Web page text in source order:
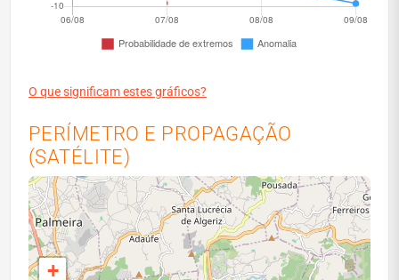
O que significam estes gráficos?
PERÍMETRO E PROPAGAÇÃO
(SATÉLITE)
+